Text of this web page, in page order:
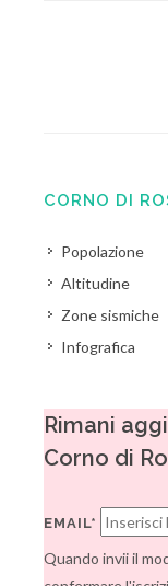
CORNO DI
Popolazione
Altitudine
Zone sismiche
Infografica
Rimani
Corno di
EMAIL*
Quando invii il